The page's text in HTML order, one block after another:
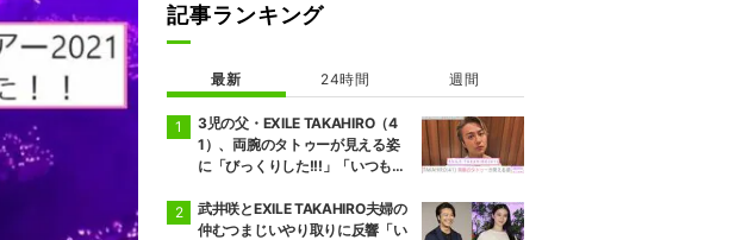
記事ランキング
最新 24時間 週間
3児の父・EXILE TAKAHIRO（4
1）、両腕のタトゥーが見える姿
に「びっくりした!!!」「いつもと
の反響
武井咲とEXILE TAKAHIRO夫婦の
仲むつまじいやり取りに反響「い